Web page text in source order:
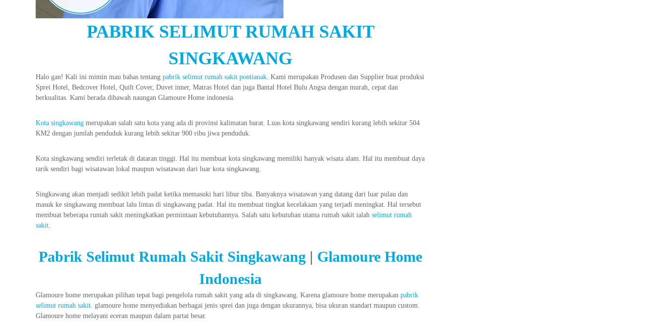
PABRIK SELIMUT RUMAH SAKIT
SINGKAWANG
Halo gan! Kali ini mimin mau bahas tentang pabrik selimut rumah sakit pontianak. Kami merupakan Produsen dan Supplier buat produksi
Sprei Hotel, Bedcover Hotel, Quilt Cover, Duvet inner, Matras Hotel dan juga Bantal Hotel Bulu Angsa dengan murah, cepat dan
berkualitas. Kami berada dibawah naungan Glamoure Home indonesia.
Kota singkawang merupakan salah satu kota yang ada di provinsi kalimatan barat. Luas kota singkawang sendiri kurang lebih sekitar 504
KM2 dengan jumlah penduduk kurang lebih sekitar 900 ribu jiwa penduduk.
Kota singkawang sendiri terletak di dataran tinggi. Hal itu membuat kota singkawang memiliki banyak wisata alam. Hal itu membuat daya
tarik sendiri bagi wisatawan lokal maupun wisatawan dari luar kota singkawang.
Singkawang akan menjadi sedikit lebih padat ketika memasuki hari libur tiba. Banyaknya wisatawan yang datang dari luar pulau dan
masuk ke singkawang membuat lalu lintas di singkawang padat. Hal itu membuat tingkat kecelakaan yang terjadi meningkat. Hal tersebut
membuat beberapa rumah sakit meningkatkan permintaan kebutuhannya. Salah satu kebutuhan utama rumah sakit ialah selimut rumah
sakit.
Pabrik Selimut Rumah Sakit Singkawang | Glamoure Home
Indonesia
Glamoure home merupakan pilihan tepat bagi pengelola rumah sakit yang ada di singkawang. Karena glamoure home merupakan pabrik
selimut rumah sakit. glamoure home menyediakan berbagai jenis sprei dan juga dengan ukurannya, bisa ukuran standart maupun custom.
Glamoure home melayani eceran maupun dalam partai besar.